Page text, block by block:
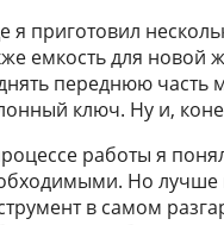
я приготовил
емкость для новой
переднюю часть
ключ. Ну и,
работы я
Но лучше
в самом